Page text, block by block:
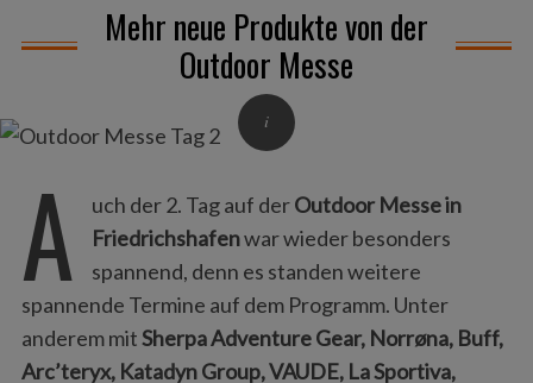
Mehr neue Produkte von der
Outdoor Messe
A uch der 2. Tag auf derOutdoor Messe in
Friedrichshafenwar wieder besonders
spannend, denn es standen weitere
spannende Termine auf dem Programm. Unter
anderem mitSherpa Adventure Gear, Norrøna, Buff,
Arc’teryx, Katadyn Group, VAUDE, La Sportiva,